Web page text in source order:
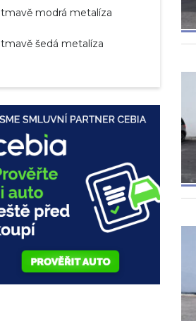
tmavě modrá metalíza
tmavě šedá metalíza